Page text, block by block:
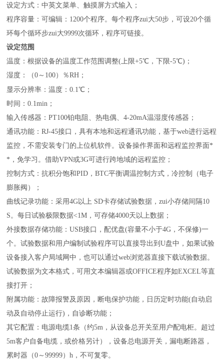
设定方式：中英文菜单、触摸屏方式输入；
程序容量：可编辑：1200个程序。每个程序zui大50步，可设20个循
环每个循环步zui大9999次循环，程序可链接。
设定范围
温度：根据设备的温度工作范围调整(上限+5℃，下限-5℃)；
湿度：（0～100）％RH；
显示分辨率：温度：0.1℃ ；
时间：0.1min；
输入传感器：PT100铂电阻、热电偶、4-20mA温湿度传感器；
通讯功能：RJ-45接口，具有本地和远程通讯功能，基于web进行远程
监控，不需安装专门的上位机软件。设备操作界面和远程监控界面*
*，免学习。借助VPN或3G可进行跨地域的远程监控；
控制方式：抗积分饱和PID，BTC平衡调温控制方式，冷控制（电子
膨胀阀）；
曲线记录功能：采用4G以上 SD卡存储试验数据，zui小存储间隔10
S。每日试验极限数据<1M，可存储4000天以上数据；
外接数据存储功能：USB接口，配优盘(容量不小于4G，不保修)一
个。试验数据和用户编制试验程序可以直接导出到U盘中，如果试验
设备接入客户局域网中，也可以通过web浏览器直接下载试验数据。
试验数据为文本格式，可用文本编辑器或OFFICE程序如EXCEL等直
接打开；
附属功能：故障报警及原因，断电保护功能，日历定时功能(自动启
动及自动停止运行)，自诊断功能；
其它配置：电源电缆1条（约5m，从设备总开关至用户配电柜。超过
5m客户自备电缆，或价格另计），设备总电源开关，漏电断路器，
累时器（0～99999）h，不可复零。